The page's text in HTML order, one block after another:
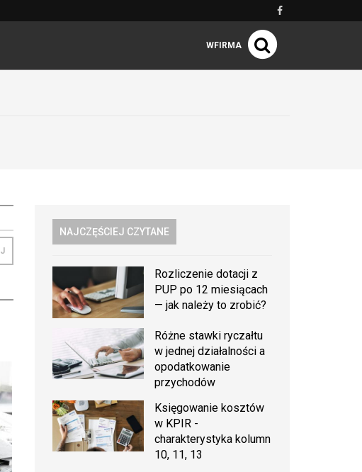
WFIRMA
NAJCZĘŚCIEJ CZYTANE
Rozliczenie dotacji z
PUP po 12 miesiącach
— jak należy to zrobić?
Różne stawki ryczałtu
w jednej działalności a
opodatkowanie
przychodów
Księgowanie kosztów
w KPIR -
charakterystyka kolumn
10, 11, 13